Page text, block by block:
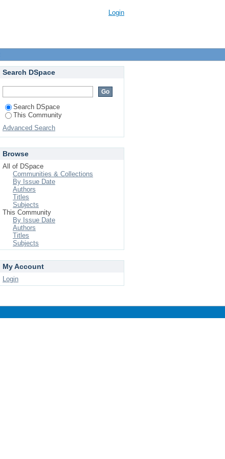
Login
Search DSpace
Search DSpace
This Community
Advanced Search
Browse
All of DSpace
Communities & Collections
By Issue Date
Authors
Titles
Subjects
This Community
By Issue Date
Authors
Titles
Subjects
My Account
Login